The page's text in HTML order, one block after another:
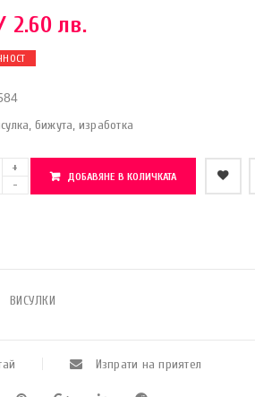
2.60 лв.
бижута, изработка
ДОБАВЯНЕ В КОЛИЧКАТА
ВИСУЛКИ
Изпрати на приятел